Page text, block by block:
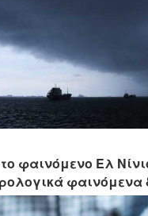
φαινόμενο Ελ
φαινόμενα